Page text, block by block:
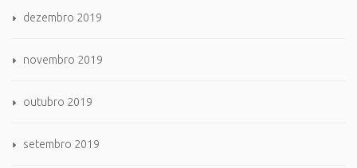
dezembro 2019
novembro 2019
outubro 2019
setembro 2019